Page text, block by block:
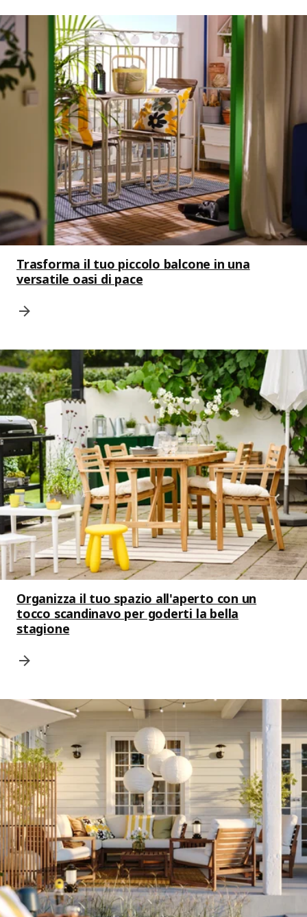
Trasforma il tuo piccolo balcone in una
versatile oasi di pace
Organizza il tuo spazio all'aperto con un
tocco scandinavo per goderti la bella
stagione